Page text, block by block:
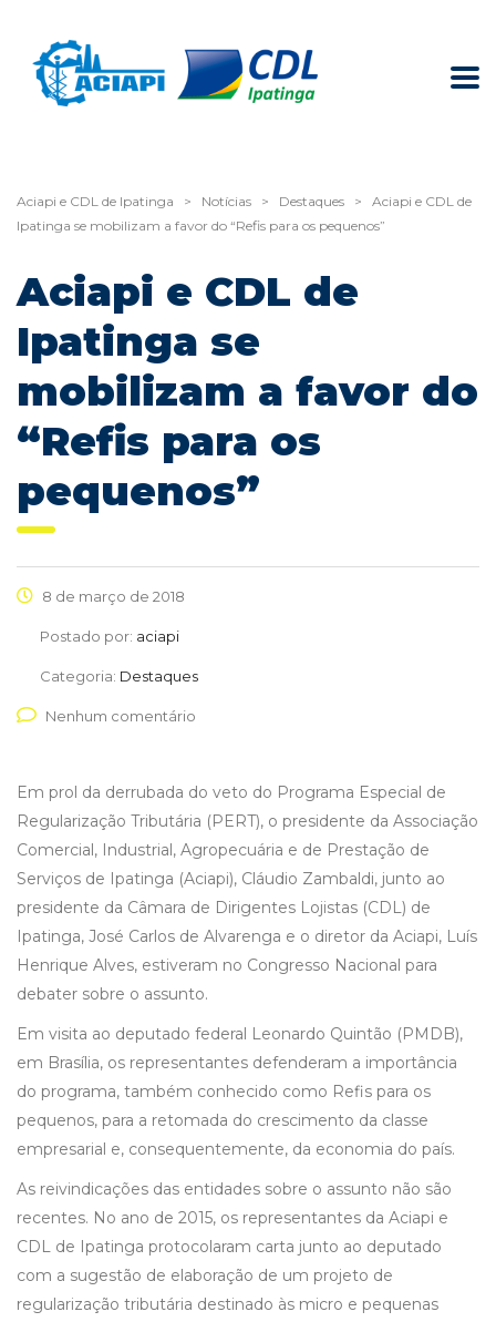
Aciapi e CDL de Ipatinga > Notícias > Destaques >
Aciapi e CDL de
Ipatinga se mobilizam a favor do “Refis para os pequenos”
Aciapi e CDL de
Ipatinga se
mobilizam a favor do
“Refis para os
pequenos”
8 de março de 2018
Postado por: aciapi
Categoria: Destaques
Nenhum comentário
Em prol da derrubada do veto do Programa Especial de
Regularização Tributária (PERT), o presidente da Associação
Comercial, Industrial, Agropecuária e de Prestação de
Serviços de Ipatinga (Aciapi), Cláudio Zambaldi, junto ao
presidente da Câmara de Dirigentes Lojistas (CDL) de
Ipatinga, José Carlos de Alvarenga e o diretor da Aciapi, Luís
Henrique Alves, estiveram no Congresso Nacional para
debater sobre o assunto.
Em visita ao deputado federal Leonardo Quintão (PMDB),
em Brasília, os representantes defenderam a importância
do programa, também conhecido como Refis para os
pequenos, para a retomada do crescimento da classe
empresarial e, consequentemente, da economia do país.
As reivindicações das entidades sobre o assunto não são
recentes. No ano de 2015, os representantes da Aciapi e
CDL de Ipatinga protocolaram carta junto ao deputado
com a sugestão de elaboração de um projeto de
regularização tributária destinado às micro e pequenas